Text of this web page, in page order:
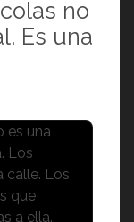
no
Es una
es una
Los
calle. Los
que
a ella.